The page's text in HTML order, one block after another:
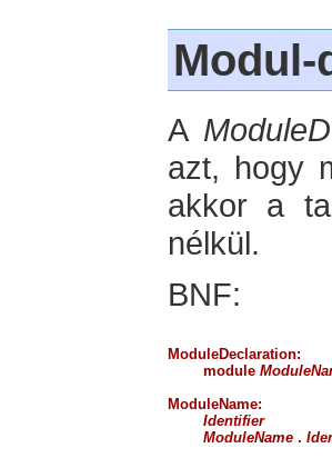
Modul-
A
azt, hogy
akkor a
nélkül.
BNF:
ModuleDeclaration:
module
ModuleName:
Identifier
ModuleName .